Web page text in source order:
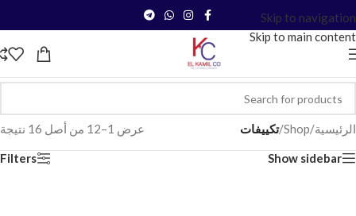
Skip to navigation
Skip to main content
الرئيسية/
Shop
/تكييفات عرض 1–12 من أصل 16 نتيجة
Show sidebar
Filters